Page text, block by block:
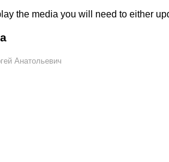
the media you will need to either
Анатольевич